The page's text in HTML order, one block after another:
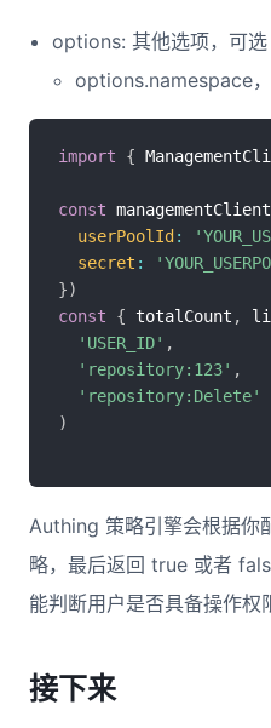
options: 其他选项，可选
options.namespace
import {
const managementClient
userPoolId :
secret :
})
const
{ totalCount ,
'USER_ID' ,
'repository:123' ,
'repository:Delete'
)
Authing 策略引擎会根据你
略，最后返回 true 或者
能判断用户是否具备操作权
接下来